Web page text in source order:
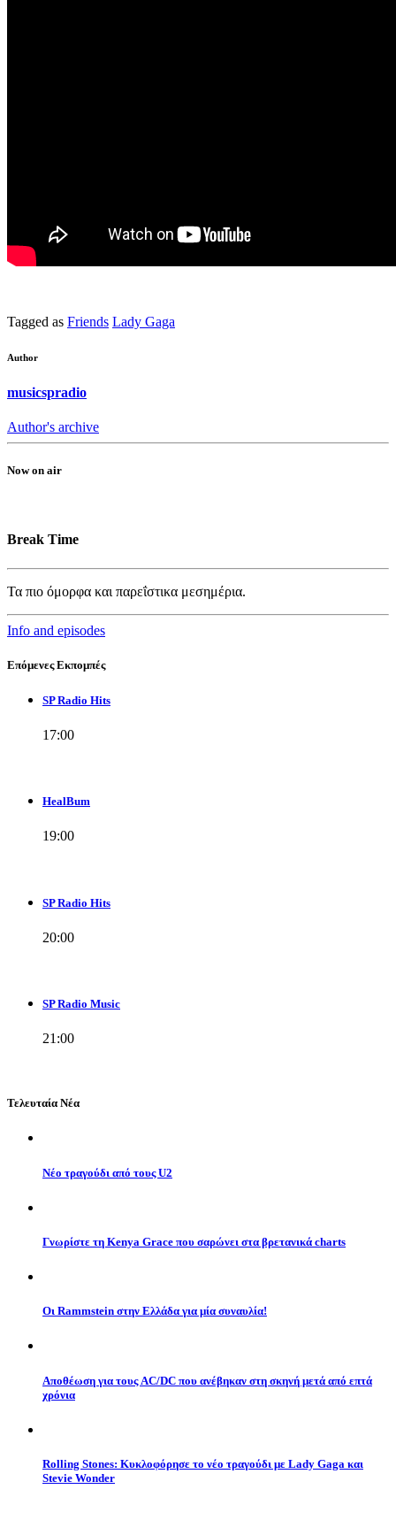
Tagged as Friends Lady Gaga
Author
musicspradio
Author's archive
Now on air
Break Time
Τα πιο όμορφα και παρεΐστικα μεσημέρια.
Info and episodes
Επόμενες Εκπομπές
SP Radio Hits
17:00
HealBum
19:00
SP Radio Hits
20:00
SP Radio Music
21:00
Τελευταία Νέα
Νέο τραγούδι από τους U2
Γνωρίστε τη Kenya Grace που σαρώνει στα βρετανικά charts
Οι Rammstein στην Ελλάδα για μία συναυλία!
Αποθέωση για τους AC/DC που ανέβηκαν στη σκηνή μετά από επτά
χρόνια
Rolling Stones: Κυκλοφόρησε το νέο τραγούδι με Lady Gaga και
Stevie Wonder